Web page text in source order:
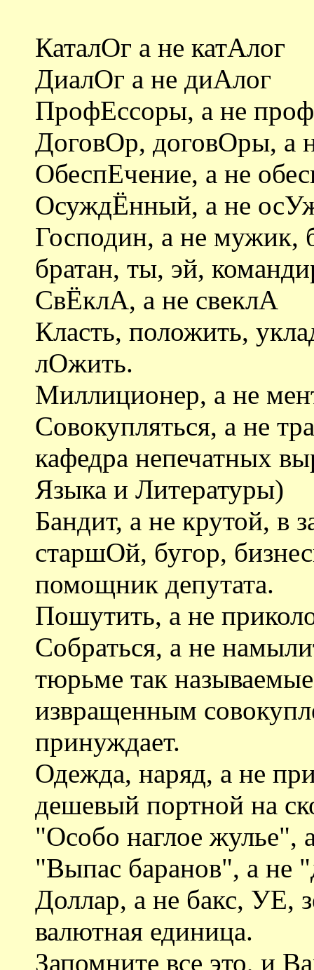
КаталОг а не катАлог
ДиалОг а не диАлог
ПрофЕссоры, а не
ДоговОр, договОры, а
ОбеспЕчение, а не
ОсуждЁнный, а не
Господин, а не мужик,
братан, ты, эй,
СвЁклА, а не свеклА
Класть, положить,
лОжить.
Миллиционер, а не
Совокупляться, а не
кафедра непечатных
Языка и Литературы)
Бандит, а не крутой, в
старшОй, бугор,
помощник депутата.
Пошутить, а не
Собраться, а не
тюрьме так
извращенным
принуждает.
Одежда, наряд, а не
дешевый портной на
"Особо наглое жулье",
"Выпас баранов", а не
Доллар, а не бакс, УЕ,
валютная единица.
Запомните все это, и